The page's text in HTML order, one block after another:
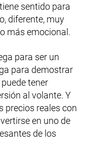
sentido para
diferente, muy
más emocional.
para ser un
para demostrar
tener
al volante. Y
precios reales con
en uno de
de los